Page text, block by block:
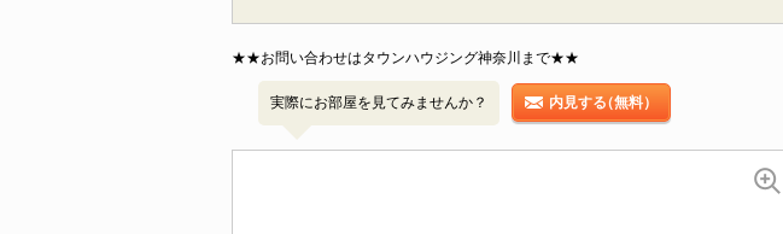
★★お問い合わせはタウンハウジング神奈川まで★★
実際にお部屋を見てみませんか？ 内見する（無料）